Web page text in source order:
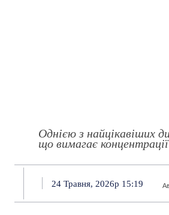
Однією з найцікавіших
що вимагає
24 Травня, 2026р 15:19